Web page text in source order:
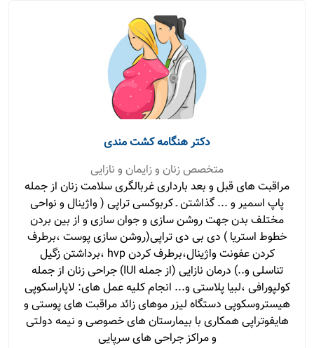
دکتر هنگامه کشت مندی
متخصص زنان و زایمان و نازایی
مراقبت های قبل و بعد بارداری غربالگری سلامت زنان از جمله
پاپ اسمیر و ... گذاشتن ـ کربوکسی تراپی ( واژینال و نواحی
مختلف بدن جهت روشن سازی و جوان سازی و از بین بردن
خطوط استریا ) دی بی دی تراپی(روشن سازی پوست ،برطرف
کردن عفونت واژینال،برطرف کردن hvp ،برداشتن زگیل
تناسلی و..) درمان نازایی (از جمله IUI) جراحی زنان از جمله
کولپورافی ،لبیا پلاستی و... انجام کلیه عمل های: لاپاراسکوپی
هیستروسکوپی دستگاه لیزر موهای زائد مراقبت های پوستی و
هایفوتراپی همکاری با بیمارستان های خصوصی و نیمه دولتی
و مراکز جراحی های سرپایی